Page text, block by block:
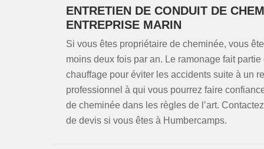
ENTRETIEN DE CONDUIT DE
ENTREPRISE MARIN
Si vous êtes propriétaire de cheminée, vous
moins deux fois par an. Le ramonage fait
chauffage pour éviter les accidents suite à un
professionnel à qui vous pourrez faire
de cheminée dans les règles de l’art.
de devis si vous êtes à Humbercamps.